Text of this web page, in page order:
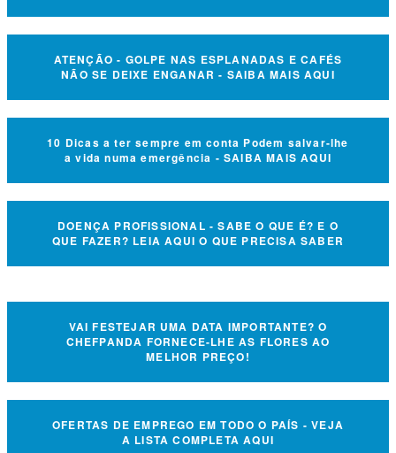
ATENÇÃO - GOLPE NAS ESPLANADAS E CAFÉS
NÃO SE DEIXE ENGANAR - SAIBA MAIS AQUI
10 Dicas a ter sempre em conta Podem salvar-lhe
a vida numa emergência - SAIBA MAIS AQUI
DOENÇA PROFISSIONAL - SABE O QUE É? E O
QUE FAZER? LEIA AQUI O QUE PRECISA SABER
VAI FESTEJAR UMA DATA IMPORTANTE? O
CHEFPANDA FORNECE-LHE AS FLORES AO
MELHOR PREÇO!
OFERTAS DE EMPREGO EM TODO O PAÍS - VEJA
A LISTA COMPLETA AQUI